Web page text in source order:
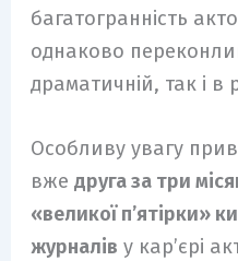
багатогранність
однаково
драматичній, так і в
Особливу увагу
вжедруга за три
«великої п’ятірки»
журналів у кар’єрі